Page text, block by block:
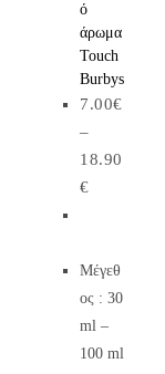
ό
άρωμα
Touch
Burbys
7.00€
–
18.90
€
Μέγεθ
ος : 30
ml –
100 ml